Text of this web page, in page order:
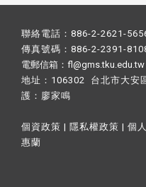
聯絡電話：886-2-2621-
傳真號碼：886-2-2391-
電郵信箱：fl@gms.tku.edu.tw
地址：106302 台北市大安
護： 廖家鳴​
個資政策 | 隱私權政策 | 個
惠蘭